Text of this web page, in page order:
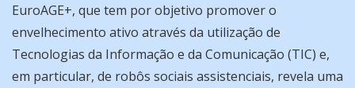
EuroAGE+, que tem por objetivo promover o
envelhecimento ativo através da utilização de
Tecnologias da Informação e da Comunicação (TIC) e,
em particular, de robôs sociais assistenciais, revela uma